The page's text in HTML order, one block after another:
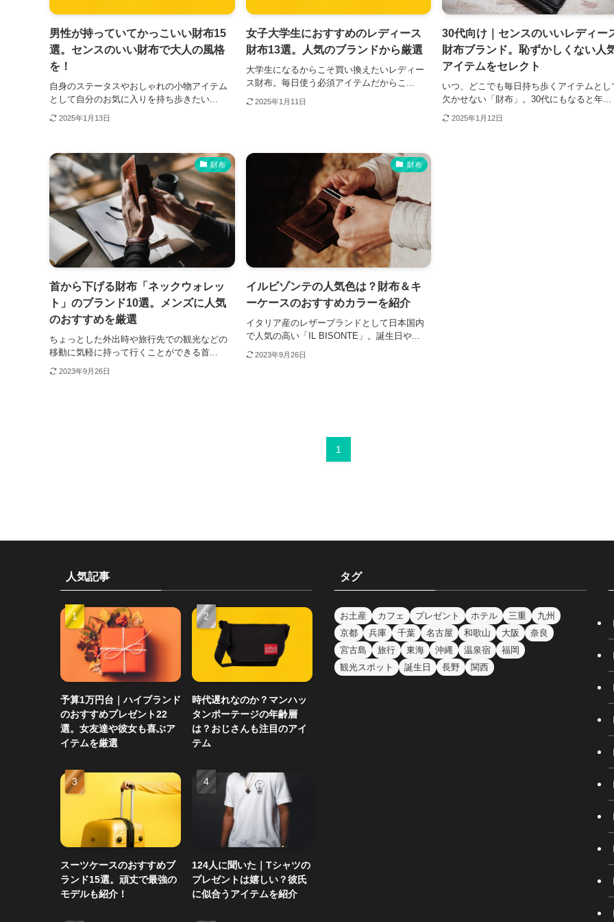
男性が持っていてかっこいい財布15
選。センスのいい財布で大人の風格
を！
自身のステータスやおしゃれの小物アイテム
として自分のお気に入りを持ち歩きたい...
2025年1月13日
女子大学生におすすめのレディース
財布13選。人気のブランドから厳選
大学生になるからこそ買い換えたいレディー
ス財布。毎日使う必須アイテムだからこ...
2025年1月11日
30代向け｜センスのいいレディー
財布ブランド。恥ずかしくない人
アイテムをセレクト
いつ、どこでも毎日持ち歩くアイテムとし
欠かせない「財布」。30代にもなると年...
2025年1月12日
財布
首から下げる財布「ネックウォレッ
ト」のブランド10選。メンズに人気
のおすすめを厳選
ちょっとした外出時や旅行先での観光などの
移動に気軽に持って行くことができる首...
2023年9月26日
財布
イルビゾンテの人気色は？財布＆キ
ーケースのおすすめカラーを紹介
イタリア産のレザーブランドとして日本国内
で人気の高い「IL BISONTE」。誕生日や...
2023年9月26日
1
人気記事
予算1万円台｜ハイブランド
のおすすめプレゼント22
選。女友達や彼女も喜ぶア
イテムを厳選
時代遅れなのか？マンハッ
タンポーテージの年齢層
は？おじさんも注目のアイ
テム
スーツケースのおすすめブ
ランド15選。頑丈で最強の
モデルも紹介！
124人に聞いた｜Tシャツの
プレゼントは嬉しい？彼氏
に似合うアイテムを紹介
タグ
お土産 カフェ プレゼント ホテル 三重
九州
京都
兵庫 千葉 名古屋 和歌山 大阪
奈良
宮古島
旅行 東海 沖縄 温泉宿
福岡
観光スポット
誕生日 長野 関西